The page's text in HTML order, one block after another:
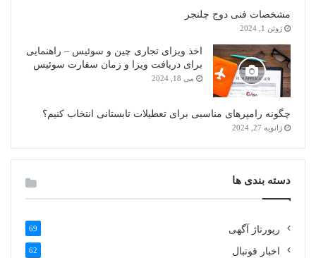
مشخصات فنی دوج چلنجر
ژوئن 1, 2024
اخذ ویزای تجاری چین و سوئیس – راهنمایی
برای دریافت ویزا و زمان سفارت سوئیس
می 18, 2024
چگونه رامپرهای مناسبی برای تعطیلات تابستانی انتخاب کنیم؟
ژانویه 27, 2024
دسته بندی ها
رپورتاژ آگهی 69
اخبار فوتبال 62